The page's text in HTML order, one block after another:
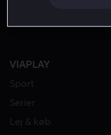
VIAPLAY
Sport
Serier
Lej & køb